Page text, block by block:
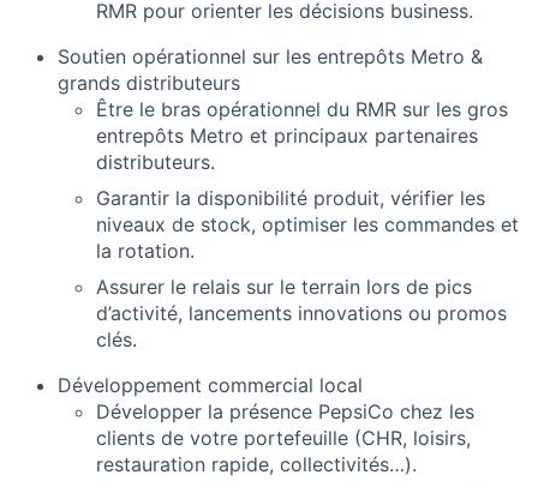
RMR pour orienter les décisions business.
Soutien opérationnel sur les entrepôts Metro &
grands distributeurs
Être le bras opérationnel du RMR sur les gros
entrepôts Metro et principaux partenaires
distributeurs.
Garantir la disponibilité produit, vérifier les
niveaux de stock, optimiser les commandes et
la rotation.
Assurer le relais sur le terrain lors de pics
d’activité, lancements innovations ou promos
clés.
Développement commercial local
Développer la présence PepsiCo chez les
clients de votre portefeuille (CHR, loisirs,
restauration rapide, collectivités…).